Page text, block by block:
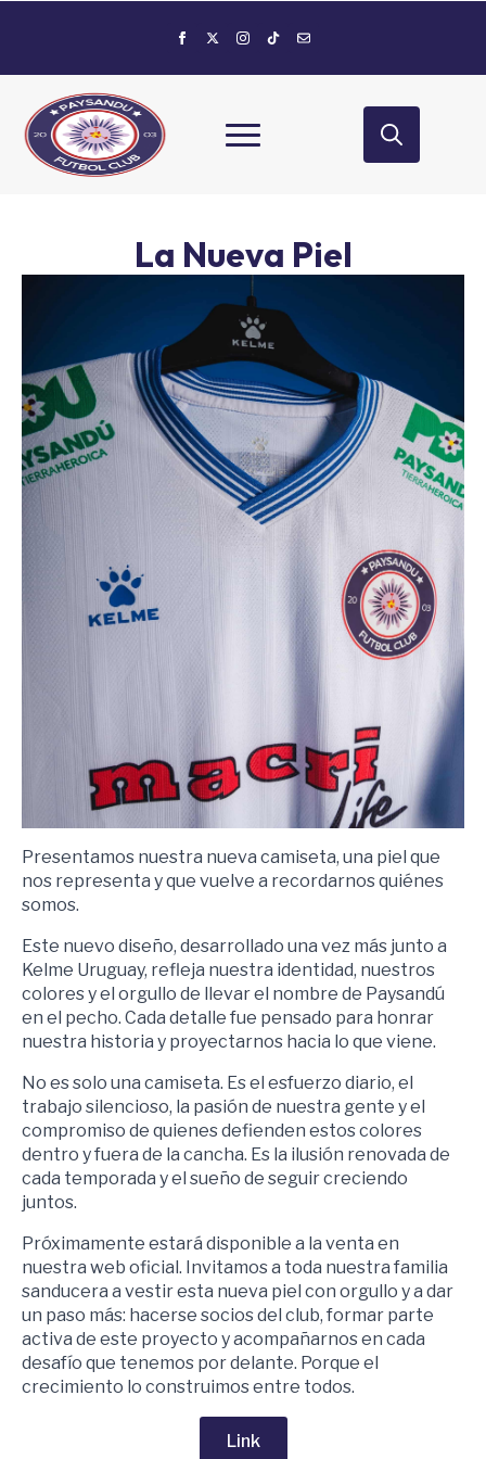
La Nueva Piel
Presentamos nuestra nueva camiseta, una piel que
nos representa y que vuelve a recordarnos quiénes
somos.
Este nuevo diseño, desarrollado una vez más junto a
Kelme Uruguay, refleja nuestra identidad, nuestros
colores y el orgullo de llevar el nombre de Paysandú
en el pecho. Cada detalle fue pensado para honrar
nuestra historia y proyectarnos hacia lo que viene.
No es solo una camiseta. Es el esfuerzo diario, el
trabajo silencioso, la pasión de nuestra gente y el
compromiso de quienes defienden estos colores
dentro y fuera de la cancha. Es la ilusión renovada de
cada temporada y el sueño de seguir creciendo
juntos.
Próximamente estará disponible a la venta en
nuestra web oficial. Invitamos a toda nuestra familia
sanducera a vestir esta nueva piel con orgullo y a dar
un paso más: hacerse socios del club, formar parte
activa de este proyecto y acompañarnos en cada
desafío que tenemos por delante. Porque el
crecimiento lo construimos entre todos.
Link